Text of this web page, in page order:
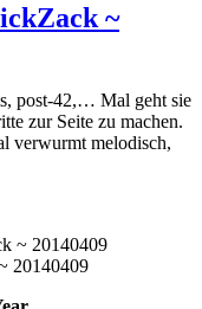
~
post-42,… Mal geht sie
zur Seite zu machen.
verwurmt melodisch,
20140409